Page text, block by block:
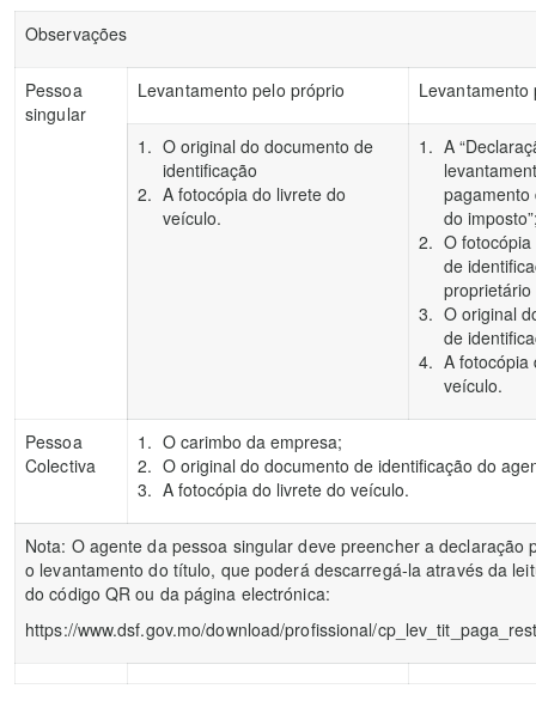
Observações
Pessoa
singular
Levantamento pelo próprio
O original do documento de
identificação
A fotocópia do livrete do
veículo.
A
pagamento
do
O
de
O original
de
A fotocópia
veículo.
Pessoa
Colectiva
O carimbo da empresa;
O original do documento de identificação do
A fotocópia do livrete do veículo.
Nota: O agente da pessoa singular deve preencher a declaração
o levantamento do título, que poderá descarregá-la através da
do código QR ou da página electrónica:
https://www.dsf.gov.mo/download/profissional/